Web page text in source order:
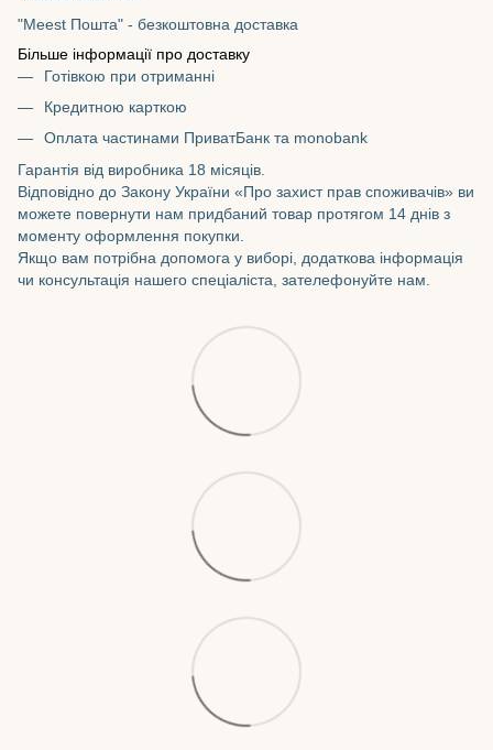
"Meest Пошта" - безкоштовна доставка
Більше інформації про доставку
Готівкою при отриманні
Кредитною карткою
Оплата частинами ПриватБанк та monobank
Гарантія від виробника 18 місяців.
Відповідно до Закону України «Про захист прав споживачів» ви
можете повернути нам придбаний товар протягом 14 днів з
моменту оформлення покупки.
Якщо вам потрібна допомога у виборі, додаткова інформація
чи консультація нашего спеціаліста, зателефонуйте нам.